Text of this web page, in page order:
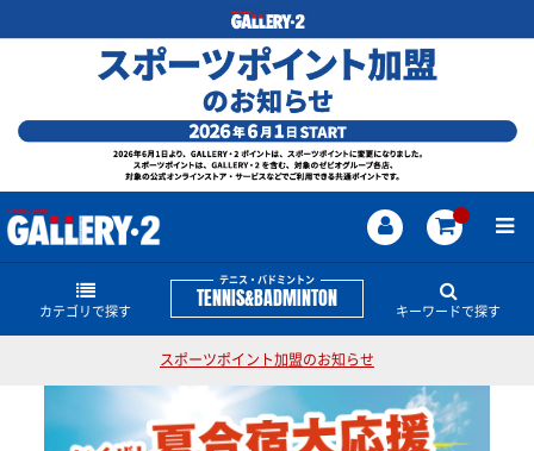
テニス・バドミントン
TENNIS&BADMINTON
カテゴリで探す
硬式テニスラケット
ストリング
キーワードで探す
ストリング PARLEY TENNIS COLLECTION EZONE ASTROX
スポーツポイント加盟のお知らせ